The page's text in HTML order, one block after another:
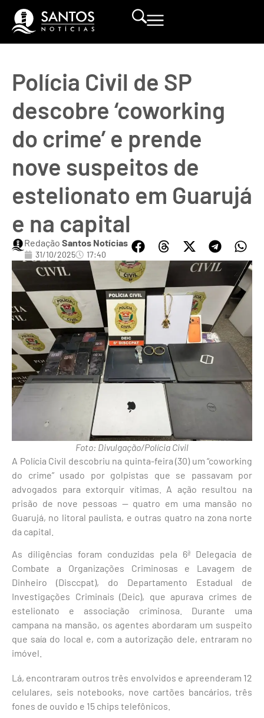
Polícia Civil de SP
descobre ‘coworking
do crime’ e prende
nove suspeitos de
estelionato em Guarujá
e na capital
Redação Santos Notícias
31/10/2025 17:40
Foto: Divulgação/Polícia Civil
A Polícia Civil descobriu na quinta-feira (30) um “coworking
do crime” usado por golpistas que se passavam por
advogados para extorquir vítimas. A ação resultou na
prisão de nove pessoas — quatro em uma mansão no
Guarujá, no litoral paulista, e outras quatro na zona norte
da capital.
As diligências foram conduzidas pela 6ª Delegacia de
Combate a Organizações Criminosas e Lavagem de
Dinheiro (Disccpat), do Departamento Estadual de
Investigações Criminais (Deic), que apurava crimes de
estelionato e associação criminosa. Durante uma
campana na mansão, os agentes abordaram um suspeito
que saía do local e, com a autorização dele, entraram no
imóvel.
Lá, encontraram outros três envolvidos e apreenderam 12
celulares, seis notebooks, nove cartões bancários, três
fones de ouvido e 15 chips telefônicos.